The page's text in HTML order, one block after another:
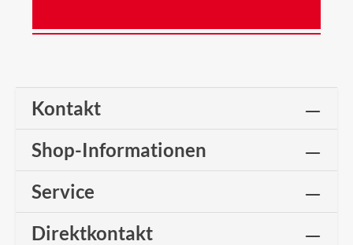
Kontakt
Shop-Informationen
Service
Direktkontakt